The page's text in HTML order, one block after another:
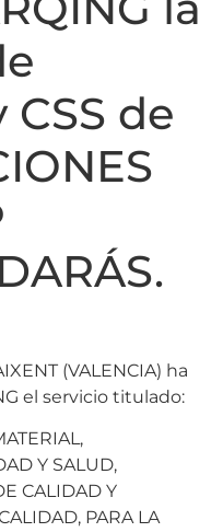
de
(VALENCIA) ha
el servicio titulado:
Y SALUD,
CALIDAD Y
PARA LA